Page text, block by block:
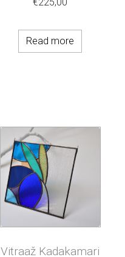
€225,00
Read more
Vitraaž Kadakamari